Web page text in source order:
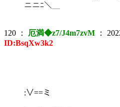
ニニﾆ＼＿
120 ： 厄満◆z7/J4m7zvM ：
ID:BsqXw3k2
＞'´ : : : :
ｧ': :/ : :/: : :
/:/:./: : /: ,': :
:∨==ミ
,:./:./: : :.l: :.|: